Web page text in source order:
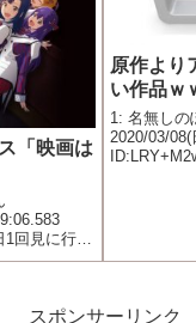
「映画は
回見に行っ
原作より
い作品ｗ
1: 名無しの
2020/03/
スポンサーリンク